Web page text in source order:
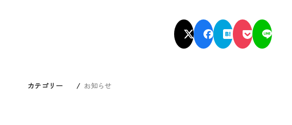
カテゴリー お知らせ